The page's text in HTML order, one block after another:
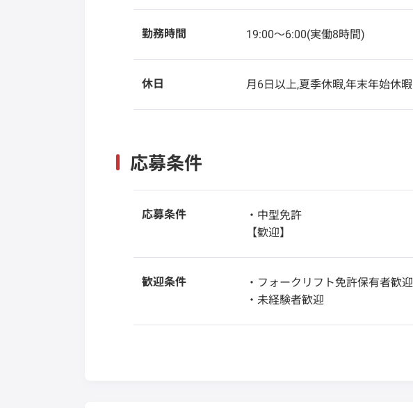
勤務時間 19:00〜6:00(実働8時間)
休日 月6日以上,夏季休暇,年末年始休暇
応募条件
応募条件
・中型免許
【歓迎】
歓迎条件
・フォークリフト免許保有者歓迎
・未経験者歓迎